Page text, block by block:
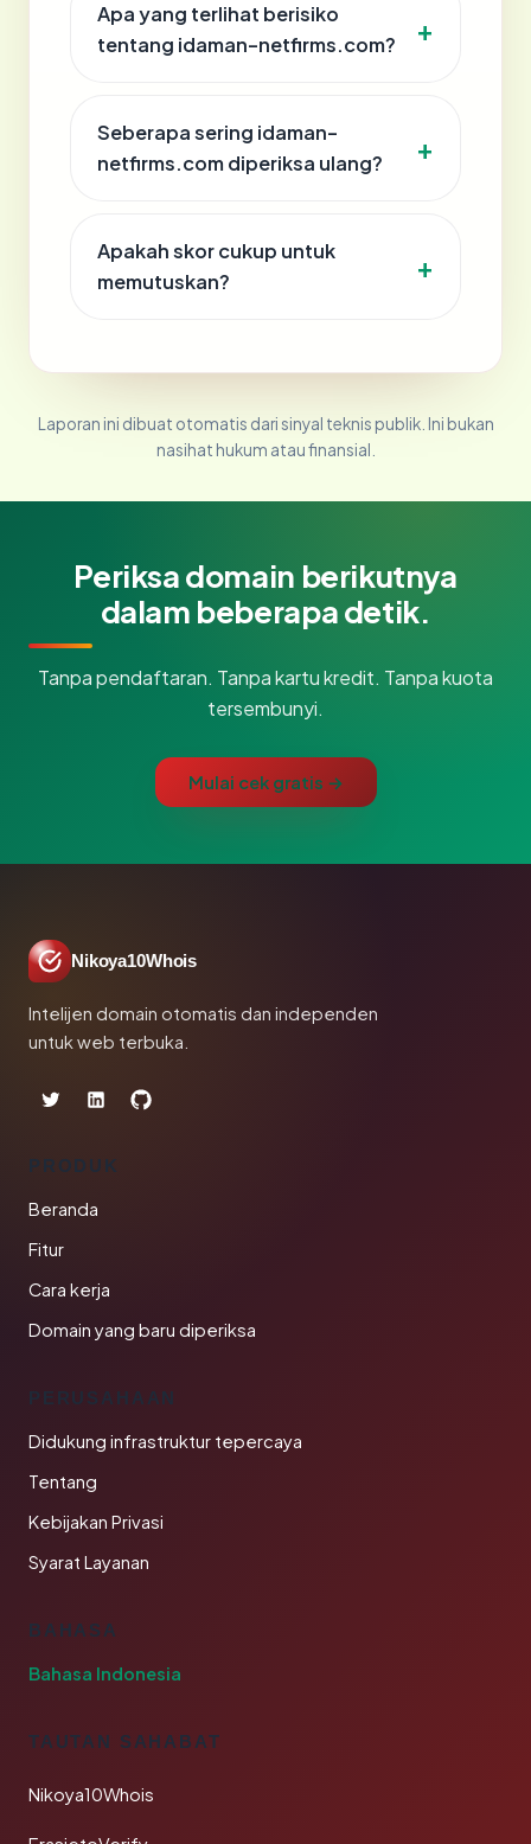
Apa yang terlihat berisiko
tentang idaman-netfirms.com?
Seberapa sering idaman-
netfirms.com diperiksa ulang?
Apakah skor cukup untuk
memutuskan?
Laporan ini dibuat otomatis dari sinyal teknis publik. Ini bukan
nasihat hukum atau finansial.
Periksa domain berikutnya
dalam beberapa detik.
Tanpa pendaftaran. Tanpa kartu kredit. Tanpa kuota
tersembunyi.
Mulai cek gratis →
Nikoya10Whois
Intelijen domain otomatis dan independen
untuk web terbuka.
PRODUK
Beranda
Fitur
Cara kerja
Domain yang baru diperiksa
PERUSAHAAN
Didukung infrastruktur tepercaya
Tentang
Kebijakan Privasi
Syarat Layanan
BAHASA
Bahasa Indonesia
TAUTAN SAHABAT
Nikoya10Whois